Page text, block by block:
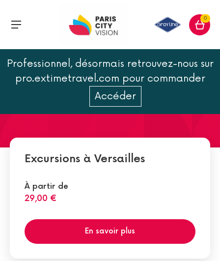
0
Professionnel, désormais retrouvez-nous sur
pro.extimetravel.com pour commander
Accéder
Les différentes pièces du
château de Versailles
Excursions à Versailles
À partir de
29,00 €
En savoir plus